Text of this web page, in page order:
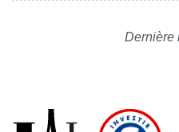
Dernière